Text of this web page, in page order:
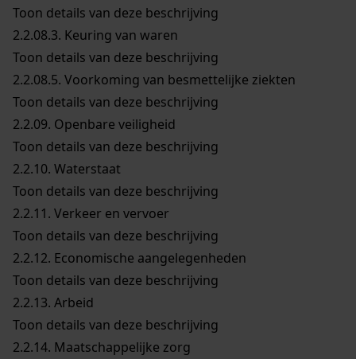
Toon details van deze beschrijving
2.2.08.3. Keuring van waren
Toon details van deze beschrijving
2.2.08.5. Voorkoming van besmettelijke ziekten
Toon details van deze beschrijving
2.2.09. Openbare veiligheid
Toon details van deze beschrijving
2.2.10. Waterstaat
Toon details van deze beschrijving
2.2.11. Verkeer en vervoer
Toon details van deze beschrijving
2.2.12. Economische aangelegenheden
Toon details van deze beschrijving
2.2.13. Arbeid
Toon details van deze beschrijving
2.2.14. Maatschappelijke zorg